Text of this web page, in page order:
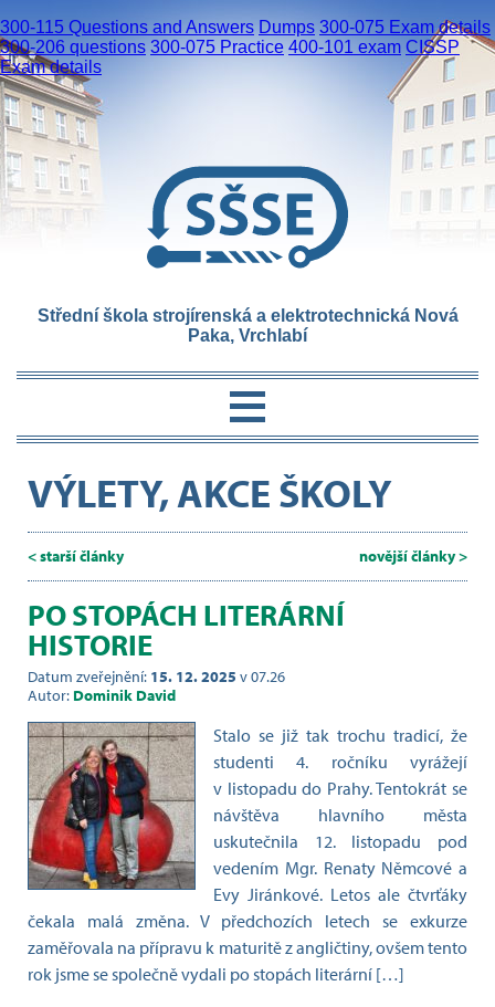
300-115 Questions and Answers Dumps 300-075 Exam details
300-206 questions 300-075 Practice 400-101 exam CISSP
Exam details
Střední škola strojírenská a elektrotechnická Nová
Paka, Vrchlabí
VÝLETY, AKCE ŠKOLY
< starší články novější články >
PO STOPÁCH LITERÁRNÍ
HISTORIE
Datum zveřejnění: 15. 12. 2025 v 07.26
Autor: Dominik David
Stalo se již tak trochu tradicí, že
studenti 4. ročníku vyrážejí
v listopadu do Prahy. Tentokrát se
návštěva hlavního města
uskutečnila 12. listopadu pod
vedením Mgr. Renaty Němcové a
Evy Jiránkové. Letos ale čtvrťáky
čekala malá změna. V předchozích letech se exkurze
zaměřovala na přípravu k maturitě z angličtiny, ovšem tento
rok jsme se společně vydali po stopách literární […]